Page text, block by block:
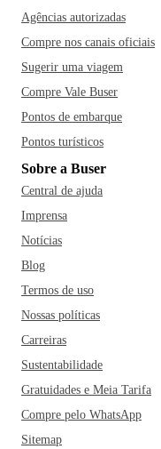
Agências autorizadas
Compre nos canais oficiais
Sugerir uma viagem
Compre Vale Buser
Pontos de embarque
Pontos turísticos
Sobre a Buser
Central de ajuda
Imprensa
Notícias
Blog
Termos de uso
Nossas políticas
Carreiras
Sustentabilidade
Gratuidades e Meia Tarifa
Compre pelo WhatsApp
Sitemap